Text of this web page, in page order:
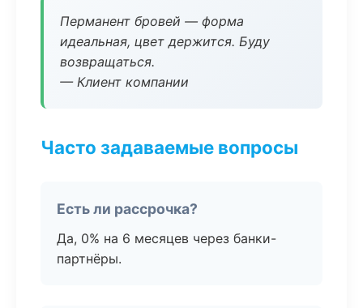
Перманент бровей — форма
идеальная, цвет держится. Буду
возвращаться.
— Клиент компании
Часто задаваемые вопросы
Есть ли рассрочка?
Да, 0% на 6 месяцев через банки-
партнёры.